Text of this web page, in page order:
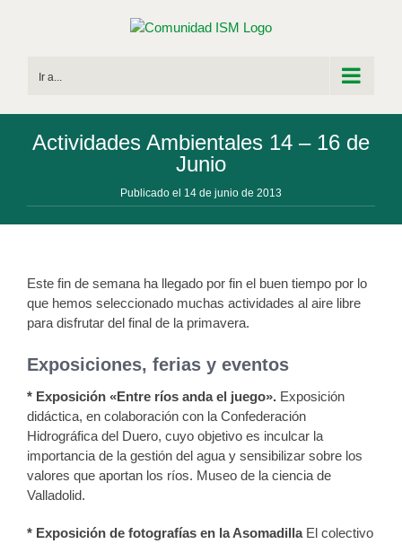
Ir a...
Actividades Ambientales 14 – 16 de
Junio
Publicado el 14 de junio de 2013
Este fin de semana ha llegado por fin el buen tiempo por lo
que hemos seleccionado muchas actividades al aire libre
para disfrutar del final de la primavera.
Exposiciones, ferias y eventos
* Exposición «Entre ríos anda el juego». Exposición
didáctica, en colaboración con la Confederación
Hidrográfica del Duero, cuyo objetivo es inculcar la
importancia de la gestión del agua y sensibilizar sobre los
valores que aportan los ríos. Museo de la ciencia de
Valladolid.
* Exposición de fotografías en la AsomadillaEl colectivo